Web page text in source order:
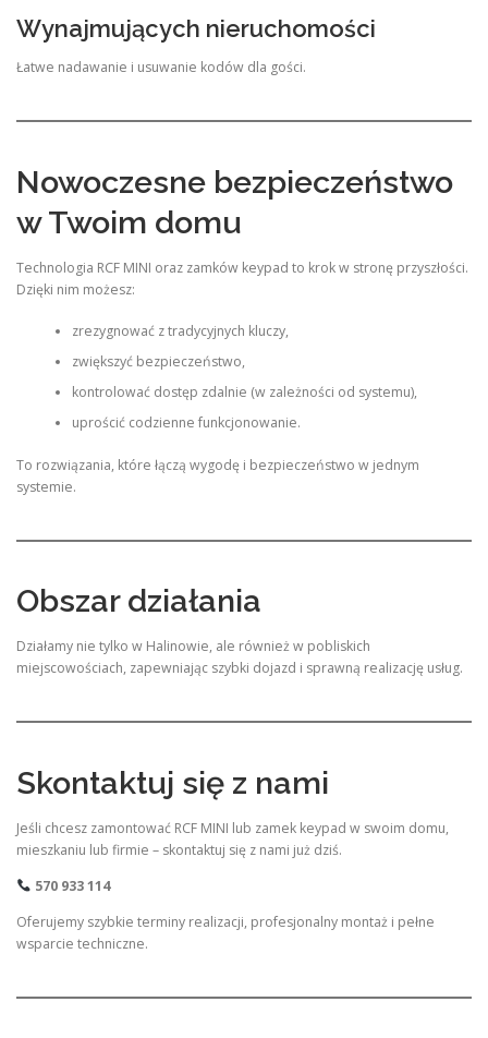
Wynajmujących nieruchomości
Łatwe nadawanie i usuwanie kodów dla gości.
Nowoczesne bezpieczeństwo
w Twoim domu
Technologia RCF MINI oraz zamków keypad to krok w stronę przyszłości.
Dzięki nim możesz:
zrezygnować z tradycyjnych kluczy,
zwiększyć bezpieczeństwo,
kontrolować dostęp zdalnie (w zależności od systemu),
uprościć codzienne funkcjonowanie.
To rozwiązania, które łączą wygodę i bezpieczeństwo w jednym
systemie.
Obszar działania
Działamy nie tylko w Halinowie, ale również w pobliskich
miejscowościach, zapewniając szybki dojazd i sprawną realizację usług.
Skontaktuj się z nami
Jeśli chcesz zamontować RCF MINI lub zamek keypad w swoim domu,
mieszkaniu lub firmie – skontaktuj się z nami już dziś.
570 933 114
Oferujemy szybkie terminy realizacji, profesjonalny montaż i pełne
wsparcie techniczne.